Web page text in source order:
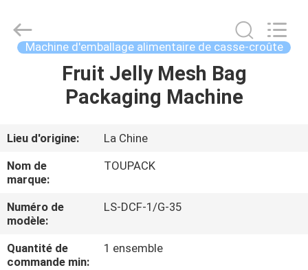
MAISON
À
PROPOS
DE
NOUS
EQUIPMENT
Machine d'emballage alimentaire de casse-croûte
Fruit Jelly Mesh Bag
Packaging Machine
Lieu d'origine:
La Chine
Nom de
marque:
TOUPACK
Numéro de
modèle:
LS-DCF-1/G-35
Quantité de
commande min:
1 ensemble